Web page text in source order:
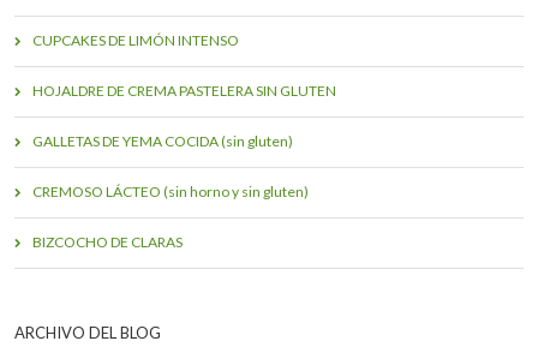
CUPCAKES DE LIMÓN INTENSO
HOJALDRE DE CREMA PASTELERA SIN GLUTEN
GALLETAS DE YEMA COCIDA (sin gluten)
CREMOSO LÁCTEO (sin horno y sin gluten)
BIZCOCHO DE CLARAS
ARCHIVO DEL BLOG